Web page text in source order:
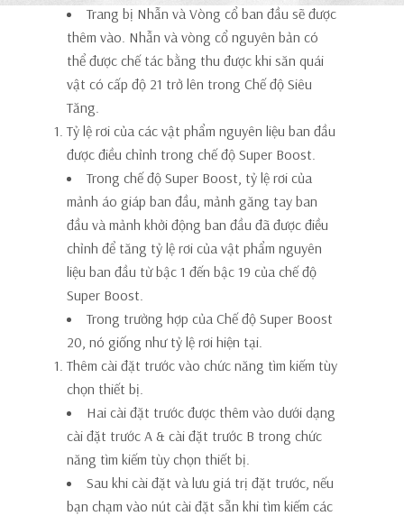
Trang bị Nhẫn và Vòng cổ ban đầu sẽ được
thêm vào. Nhẫn và vòng cổ nguyên bản có
thể được chế tác bằng thu được khi săn quái
vật có cấp độ 21 trở lên trong Chế độ Siêu
Tăng.
Tỷ lệ rơi của các vật phẩm nguyên liệu ban đầu
được điều chỉnh trong chế độ Super Boost.
Trong chế độ Super Boost, tỷ lệ rơi của
mảnh áo giáp ban đầu, mảnh găng tay ban
đầu và mảnh khởi động ban đầu đã được điều
chỉnh để tăng tỷ lệ rơi của vật phẩm nguyên
liệu ban đầu từ bậc 1 đến bậc 19 của chế độ
Super Boost.
Trong trường hợp của Chế độ Super Boost
20, nó giống như tỷ lệ rơi hiện tại.
Thêm cài đặt trước vào chức năng tìm kiếm tùy
chọn thiết bị.
Hai cài đặt trước được thêm vào dưới dạng
cài đặt trước A & cài đặt trước B trong chức
năng tìm kiếm tùy chọn thiết bị.
Sau khi cài đặt và lưu giá trị đặt trước, nếu
bạn chạm vào nút cài đặt sẵn khi tìm kiếm các